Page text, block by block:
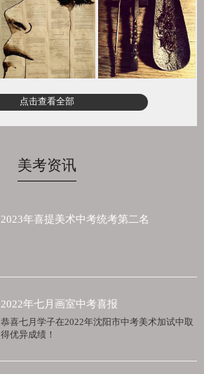
点击查看全部
美考资讯
2023年喜提美术中考统考第二名
2022年七月画室中考喜报
恭喜七月学子在2022年沈阳市中考美术加试中取
得优异成绩！